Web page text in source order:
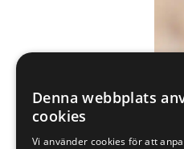
Denna webbplats
cookies
Vi använder cookies för att